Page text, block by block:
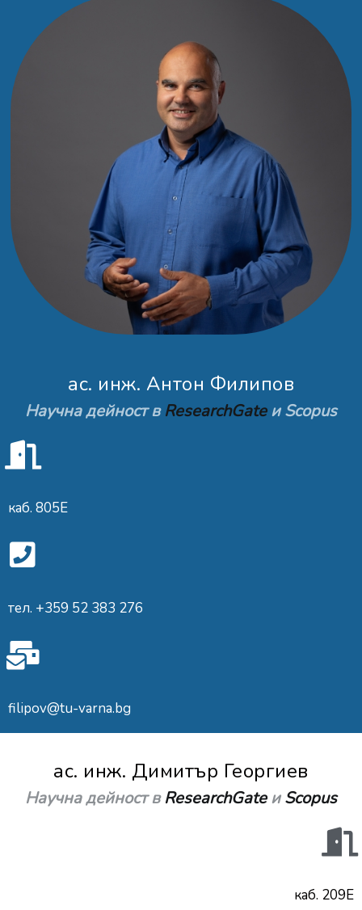
aс. инж. Антон Филипов
Научна дейност вResearchGateи Scopus
каб. 805Е
тел. +359 52 383 276
filipov@tu-varna.bg
ас. инж. Димитър Георгиев
Научна дейност вResearchGateиScopus
каб. 209Е